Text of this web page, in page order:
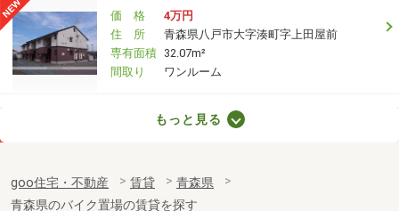
価 格
4万円
住 所
青森県八戸市大字湊町字上田屋前
専有面積 32.07m²
間取り
ワンルーム
青森県八戸市長苗代１丁目
専有面積
51.8m²
間取り
1LDK
もっと見る
goo住宅・不動産 賃貸
青森県
青森県のバイク置場の賃貸を探す